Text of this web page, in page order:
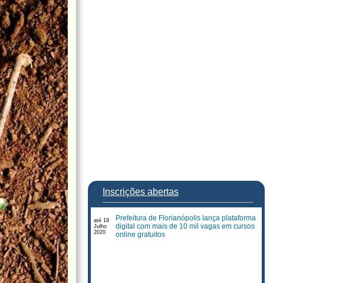
Inscrições abertas
até 19
Julho
2020
Prefeitura de Florianópolis lança plataforma
digital com mais de 10 mil vagas em cursos
online gratuitos